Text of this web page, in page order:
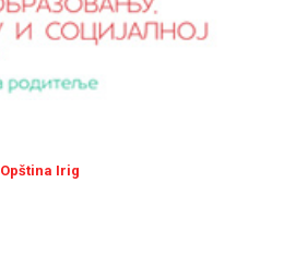
Оpština Irig